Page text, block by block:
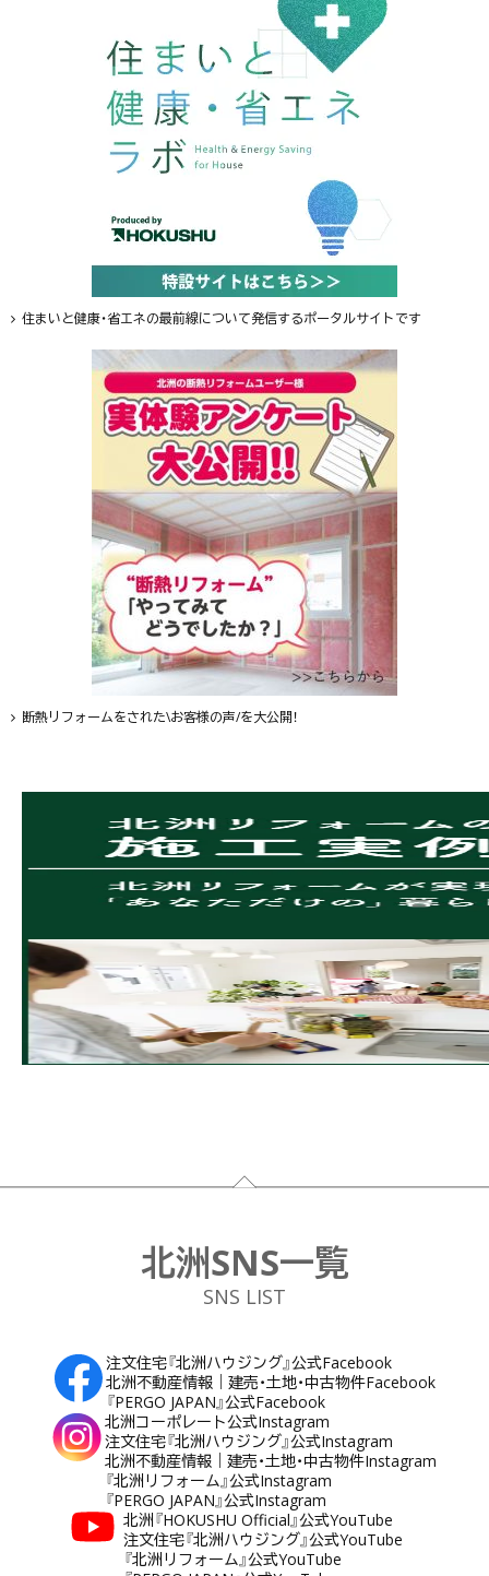
住まいと健康・省エネの最前線について発信するポータルサイトです
断熱リフォームをされた\お客様の声/を大公開！
フッター
北洲SNS一覧
SNS LIST
注文住宅『北洲ハウジング』公式Facebook
北洲不動産情報｜建売・土地・中古物件Facebook
『PERGO JAPAN』公式Facebook
北洲コーポレート公式Instagram
注文住宅『北洲ハウジング』公式Instagram
北洲不動産情報｜建売・土地・中古物件Instagram
『北洲リフォーム』公式Instagram
『PERGO JAPAN』公式Instagram
北洲『HOKUSHU Official』公式YouTube
注文住宅『北洲ハウジング』公式YouTube
『北洲リフォーム』公式YouTube